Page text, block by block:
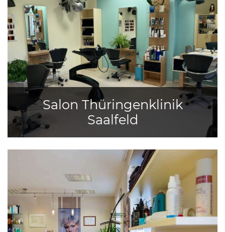
Salon Thüringenklinik
Saalfeld